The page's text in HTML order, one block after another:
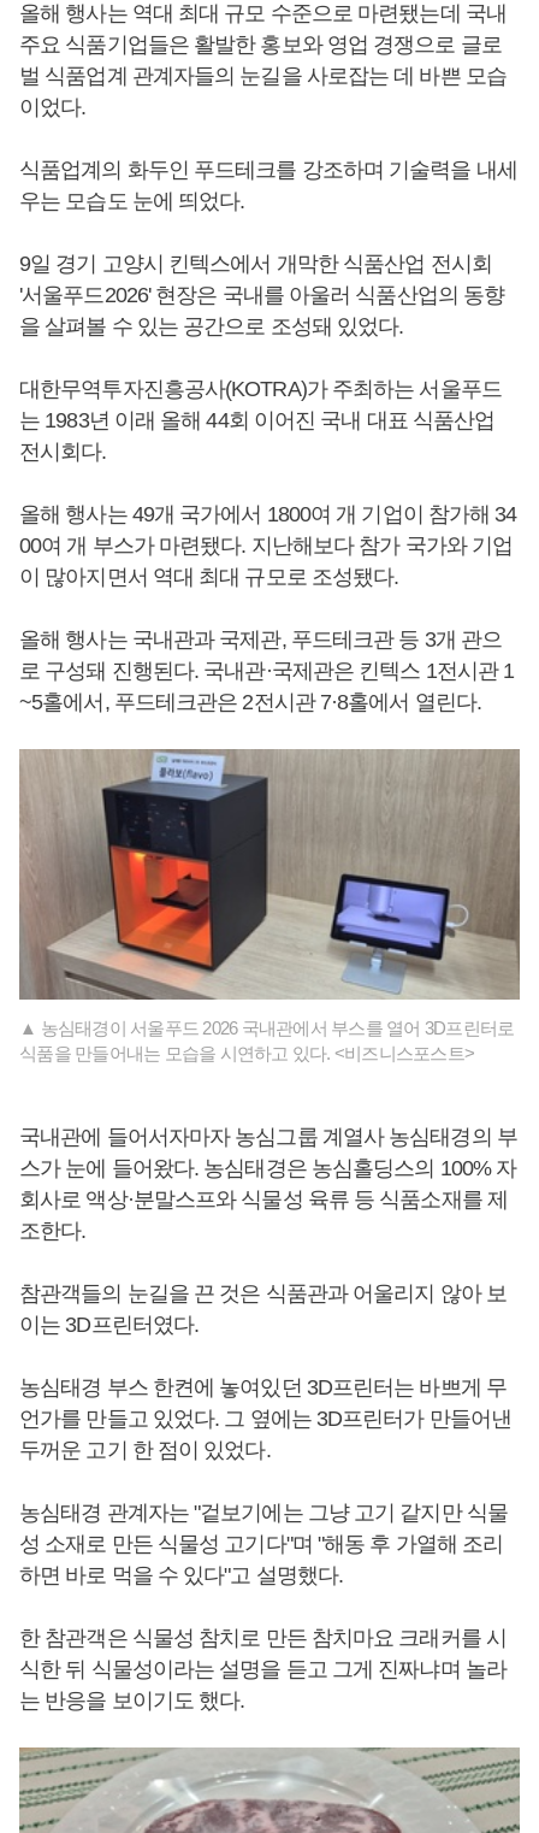
올해 행사는 역대 최대 규모 수준으로 마련됐는데 국내
주요 식품기업들은 활발한 홍보와 영업 경쟁으로 글로
벌 식품업계 관계자들의 눈길을 사로잡는 데 바쁜 모습
이었다.
식품업계의 화두인 푸드테크를 강조하며 기술력을 내세
우는 모습도 눈에 띄었다.
9일 경기 고양시 킨텍스에서 개막한 식품산업 전시회
'서울푸드2026' 현장은 국내를 아울러 식품산업의 동향
을 살펴볼 수 있는 공간으로 조성돼 있었다.
대한무역투자진흥공사(KOTRA)가 주최하는 서울푸드
는 1983년 이래 올해 44회 이어진 국내 대표 식품산업
전시회다.
올해 행사는 49개 국가에서 1800여 개 기업이 참가해 34
00여 개 부스가 마련됐다. 지난해보다 참가 국가와 기업
이 많아지면서 역대 최대 규모로 조성됐다.
올해 행사는 국내관과 국제관, 푸드테크관 등 3개 관으
로 구성돼 진행된다. 국내관·국제관은 킨텍스 1전시관 1
~5홀에서, 푸드테크관은 2전시관 7·8홀에서 열린다.
▲ 농심태경이 서울푸드 2026 국내관에서 부스를 열어 3D프린터로
식품을 만들어내는 모습을 시연하고 있다. <비즈니스포스트>
국내관에 들어서자마자 농심그룹 계열사 농심태경의 부
스가 눈에 들어왔다. 농심태경은 농심홀딩스의 100% 자
회사로 액상·분말스프와 식물성 육류 등 식품소재를 제
조한다.
참관객들의 눈길을 끈 것은 식품관과 어울리지 않아 보
이는 3D프린터였다.
농심태경 부스 한켠에 놓여있던 3D프린터는 바쁘게 무
언가를 만들고 있었다. 그 옆에는 3D프린터가 만들어낸
두꺼운 고기 한 점이 있었다.
농심태경 관계자는 "겉보기에는 그냥 고기 같지만 식물
성 소재로 만든 식물성 고기다"며 "해동 후 가열해 조리
하면 바로 먹을 수 있다"고 설명했다.
한 참관객은 식물성 참치로 만든 참치마요 크래커를 시
식한 뒤 식물성이라는 설명을 듣고 그게 진짜냐며 놀라
는 반응을 보이기도 했다.